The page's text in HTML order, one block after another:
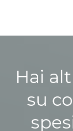
Hai
su